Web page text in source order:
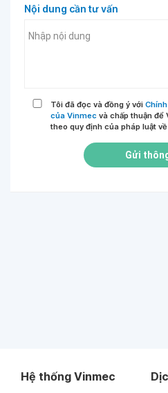
Nội dung cần tư vấn
Tôi đã đọc và đồng ý với
của Vinmec và chấp thuận để
theo quy định của pháp luật về
Gửi
Hệ thống Vinmec